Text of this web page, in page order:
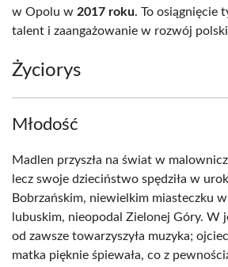
w Opolu w 2017 roku. To osiągnięcie
talent i zaangażowanie w rozwój
Życiorys
Młodość
Madlen przyszła na świat w
lecz swoje dzieciństwo spędziła w
Bobrzańskim, niewielkim miasteczku
lubuskim, nieopodal Zielonej Góry. W
od zawsze towarzyszyła muzyka;
matka pięknie śpiewała, co z